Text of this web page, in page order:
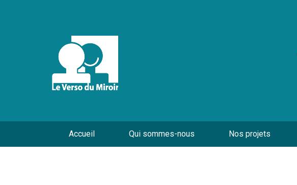
Accueil Qui sommes-nous Nos projets